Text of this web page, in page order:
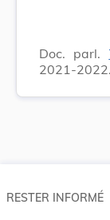
Doc. parl.
2021-2022.
RESTER INFORMÉ